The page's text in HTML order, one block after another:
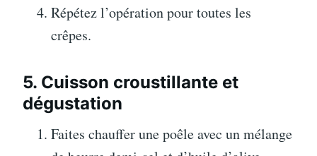
Répétez l’opération pour toutes les
crêpes.
5. Cuisson croustillante et
dégustation
Faites chauffer une poêle avec un mélange